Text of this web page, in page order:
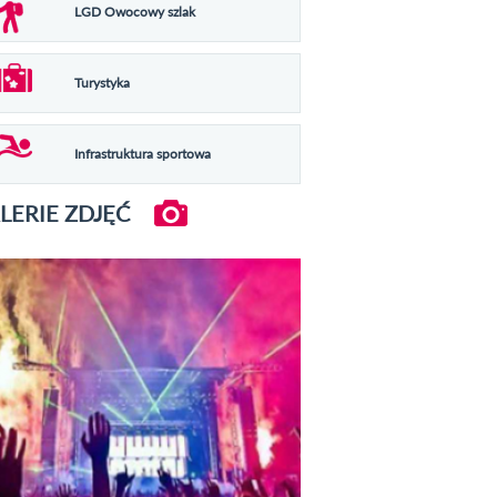
LGD Owocowy szlak
Turystyka
Infrastruktura sportowa
ZDJĘĆ